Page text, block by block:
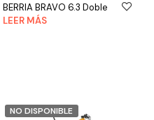
BERRIA BRAVO 6.3 Doble
LEER MÁS
NO DISPONIBLE